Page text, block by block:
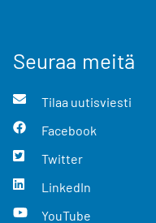
Seuraa meitä
Tilaa uutisviesti
Facebook
Twitter
LinkedIn
YouTube